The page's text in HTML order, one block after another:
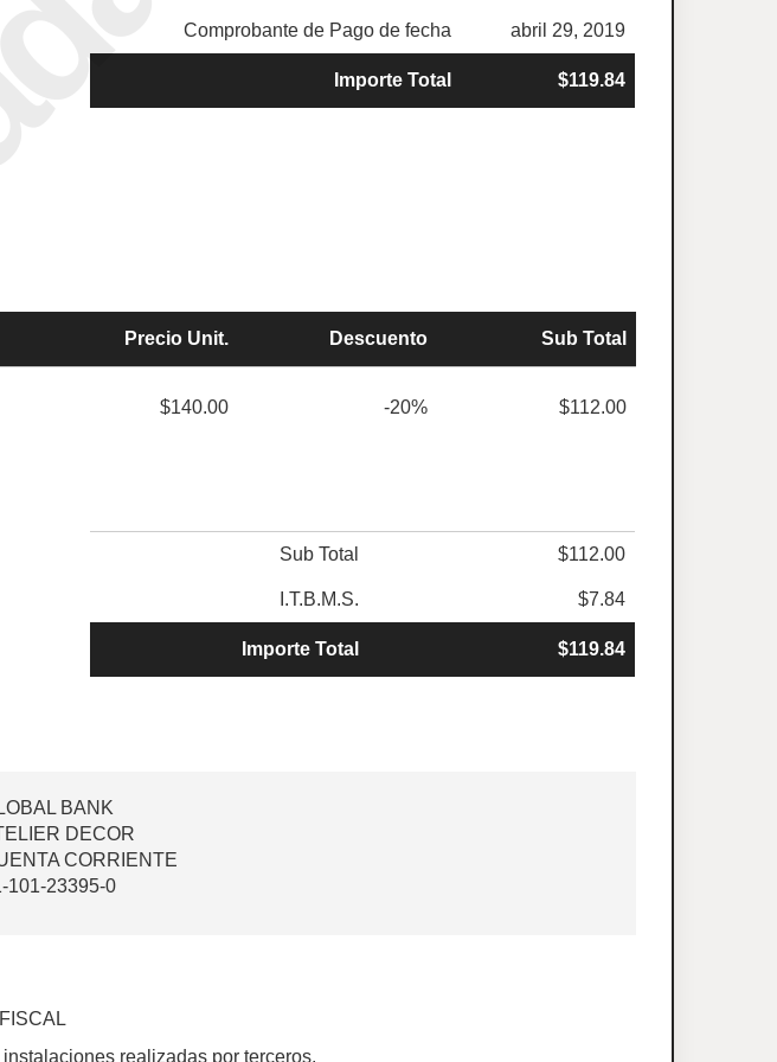
Comprobante de Pago de fecha abril 29, 2019
Importe Total $119.84
Precio Unit. Descuento Sub Total
$140.00 -20% $112.00
Sub Total $112.00
I.T.B.M.S. $7.84
Importe Total $119.84
BANK
DECOR
CORRIENTE
101-23395-0
realizadas por terceros.